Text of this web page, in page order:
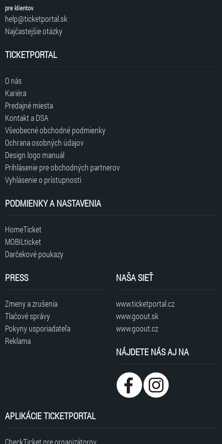
pre klientov
help@ticketportal.sk
Najčastejšie otázky
TICKETPORTAL
O nás
Kariéra
Predajné miesta
Kontakt a DSA
Všeobecné obchodné podmienky
Ochrana osobných údajov
Design logo manuál
Prihlásenie pre obchodných partnerov
Vyhlásenie o prístupnosti
PODMIENKY A NASTAVENIA
HomeTicket
MOBILticket
Darčekové poukazy
PRESS
Zmeny a zrušenia
Tlačové správy
Pokyny usporiadateľa
Reklama
NAŠA SIEŤ
www.ticketportal.cz
www.goout.sk
www.goout.cz
NÁJDETE NÁS AJ NA
APLIKÁCIE TICKETPORTAL